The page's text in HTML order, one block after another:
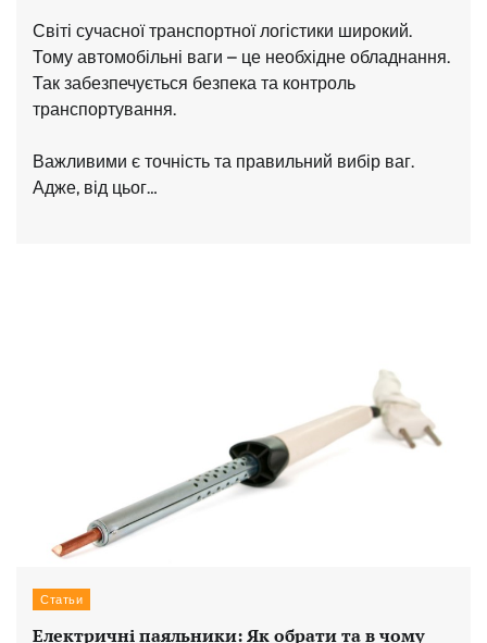
Світі сучасної транспортної логістики широкий.
Тому автомобільні ваги – це необхідне обладнання.
Так забезпечується безпека та контроль
транспортування.
Важливими є точність та правильний вибір ваг.
Адже, від цьог…
Статьи
Електричні паяльники: Як обрати та в чому